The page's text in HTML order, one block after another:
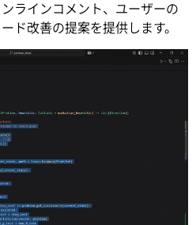
ラインコメント、ユーザーの
ド改善の提案を提供します。